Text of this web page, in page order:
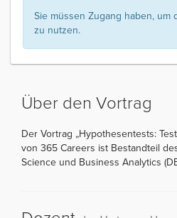
Sie müssen Zugang haben, um
zu nutzen.
Über den Vortrag
Der Vortrag „Hypothesentests:
von 365 Careers ist Bestandteil
Science und Business Analytics